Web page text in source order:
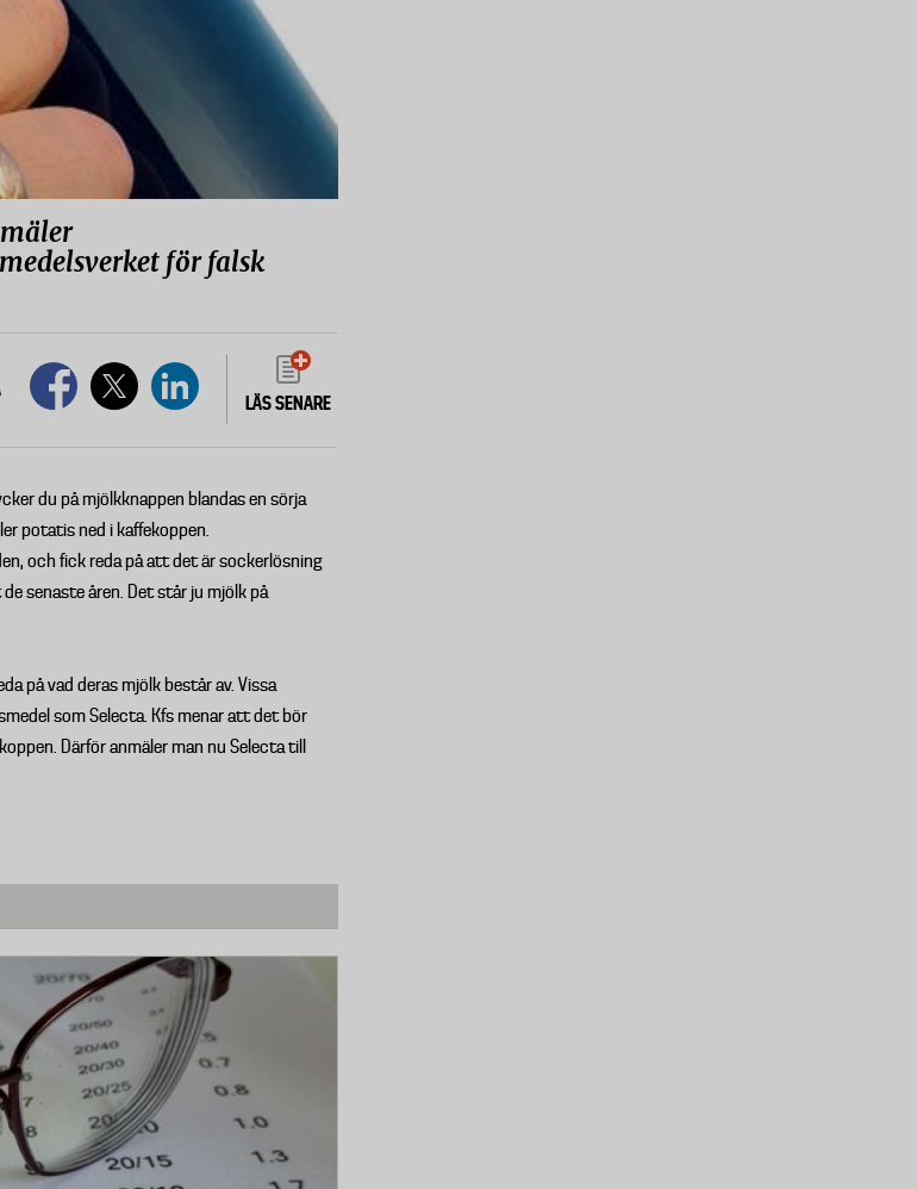
för falsk
LÄS SENARE
du på mjölkknappen blandas en sörja
potatis ned i kaffekoppen.
och fick reda på att det är sockerlösning
senaste åren. Det står ju mjölk på
på vad deras mjölk består av. Vissa
som Selecta. Kfs menar att det bör
Därför anmäler man nu Selecta till